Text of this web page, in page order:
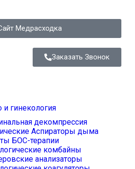
Медрасходка
Заказать Звонок
гинекология
декомпрессия
Аспираторы дыма
БОС-терапии
комбайны
анализаторы